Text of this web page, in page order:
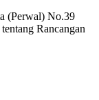
(Perwal) No.39
Rancangan